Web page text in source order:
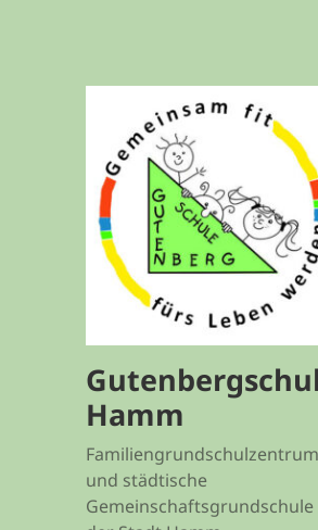
Hamm
Familiengrundschulzentrum
und städtische
Gemeinschaftsgrundschule